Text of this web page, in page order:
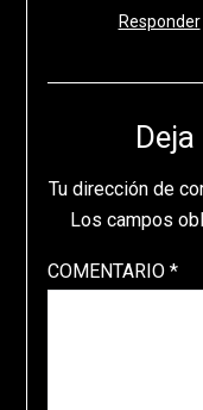
Responder
Tu dirección de
Los campos
COMENTARIO *